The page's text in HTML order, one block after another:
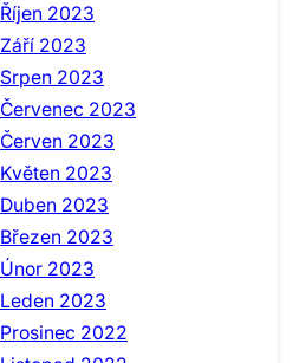
Říjen 2023
Září 2023
Srpen 2023
Červenec 2023
Červen 2023
Květen 2023
Duben 2023
Březen 2023
Únor 2023
Leden 2023
Prosinec 2022